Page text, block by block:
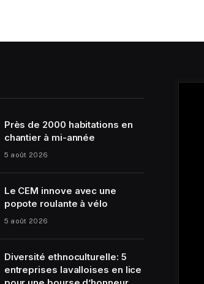
Près de 2000 habitations en
chantier à mi-année
5 août 2026
Le CEM innove avec une
popote roulante à vélo
5 août 2026
Diversité ethnoculturelle: 5
entreprises lavalloises en lice